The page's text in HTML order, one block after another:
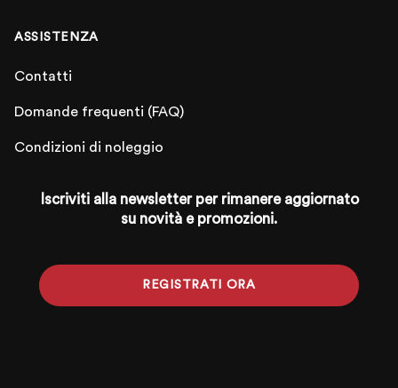
ASSISTENZA
Contatti
Domande frequenti (FAQ)
Condizioni di noleggio
Iscriviti alla newsletter per rimanere aggiornato
su novità e promozioni.
REGISTRATI ORA